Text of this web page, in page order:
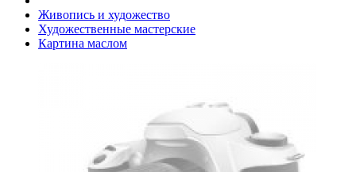
Живопись и художество
Художественные мастерские
Картина маслом